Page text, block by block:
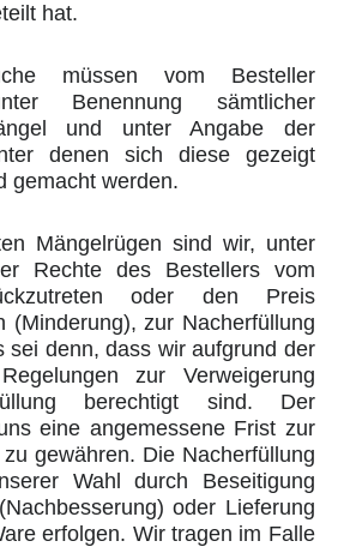
hat.
müssen vom Besteller
Benennung sämtlicher
und unter Angabe der
denen sich diese gezeigt
gemacht werden.
Mängelrügen sind wir, unter
Rechte des Bestellers vom
oder den Preis
(Minderung), zur Nacherfüllung
sei denn, dass wir aufgrund der
zur Verweigerung
berechtigt sind. Der
eine angemessene Frist zur
gewähren. Die Nacherfüllung
Wahl durch Beseitigung
oder Lieferung
erfolgen. Wir tragen im Falle